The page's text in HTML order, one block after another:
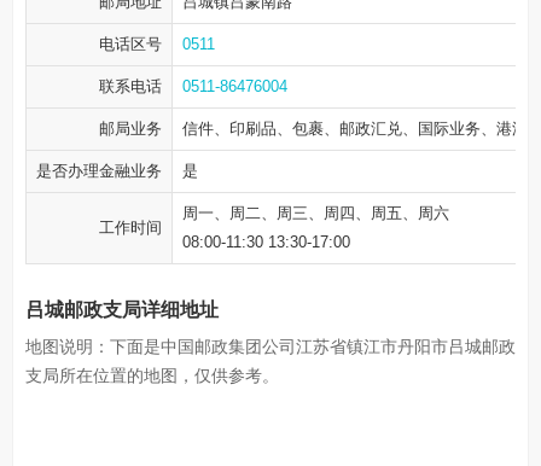
电话区号 0511
联系电话 0511-86476004
邮局业务 信件、印刷品、包裹、邮政汇兑、国际业务、港澳
是否办理金融业务 是
工作时间
周一、周二、周三、周四、周五、周六
08:00-11:30 13:30-17:00
吕城邮政支局详细地址
地图说明：下面是中国邮政集团公司江苏省镇江市丹阳市吕城邮政
支局所在位置的地图，仅供参考。